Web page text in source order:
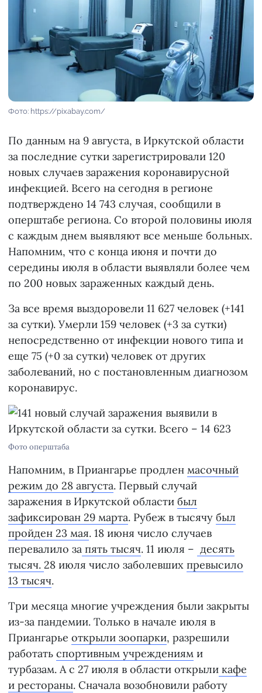
Фото: https://pixabay.com/
По данным на 9 августа, в Иркутской области
за последние сутки зарегистрировали 120
новых случаев заражения коронавирусной
инфекцией. Всего на сегодня в регионе
подтверждено 14 743 случая, сообщили в
оперштабе региона. Со второй половины июля
с каждым днем выявляют все меньше больных.
Напомним, что с конца июня и почти до
середины июля в области выявляли более чем
по 200 новых зараженных каждый день.
За все время выздоровели 11 627 человек (+141
за сутки). Умерли 159 человек (+3 за сутки)
непосредственно от инфекции нового типа и
еще 75 (+0 за сутки) человек от других
заболеваний, но с постановленным диагнозом
коронавирус.
Фото оперштаба
Напомним, в Приангарье продлен масочный
режим до 28 августа. Первый случай
заражения в Иркутской области был
зафиксирован 29 марта. Рубеж в тысячу был
пройден 23 мая. 18 июня число случаев
перевалило за пять тысяч. 11 июля – десять
тысяч. 28 июля число заболевших превысило
13 тысяч.
Три месяца многие учреждения были закрыты
из-за пандемии. Только в начале июля в
Приангарье открыли зоопарки, разрешили
работать спортивным учреждениям и
турбазам. А с 27 июля в области открыли кафе
и рестораны. Сначала возобновили работу